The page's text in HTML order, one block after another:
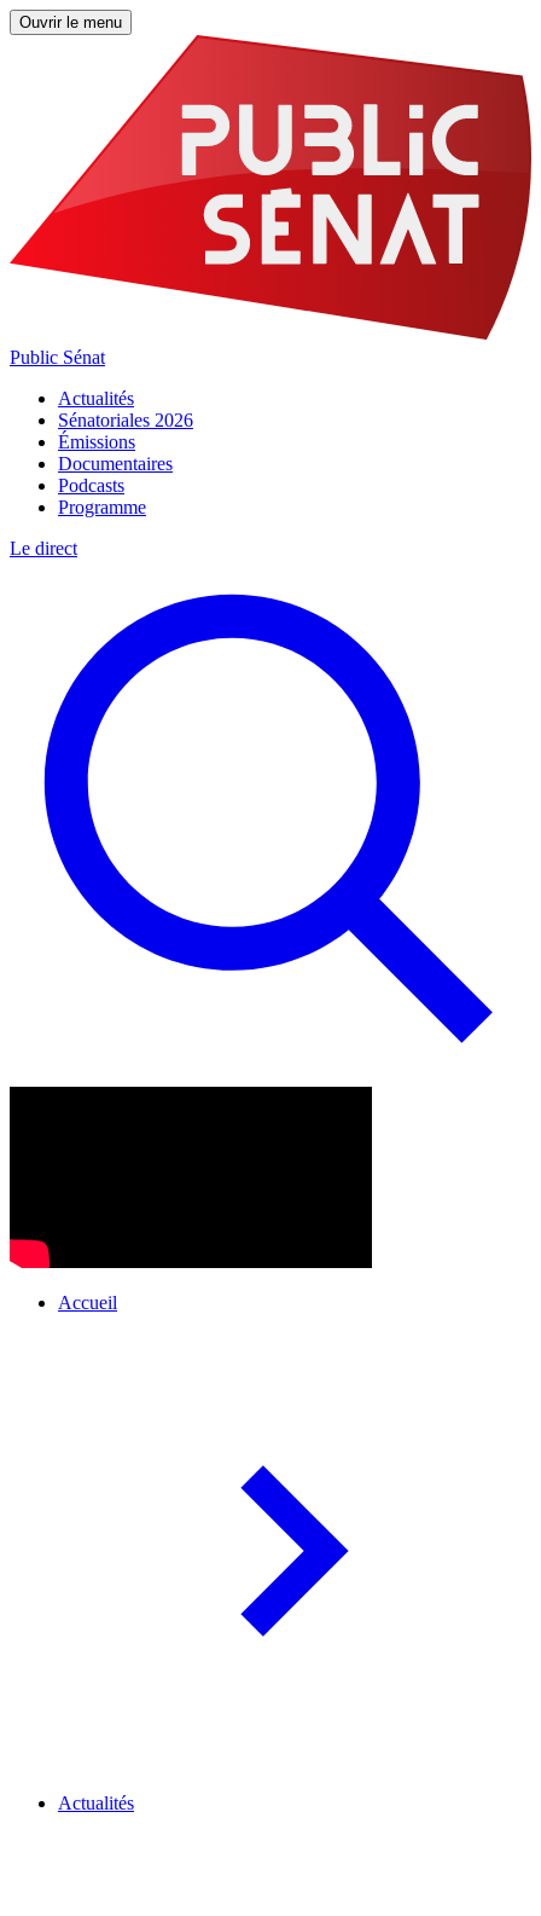
Ouvrir le menu
Public Sénat
Actualités
Sénatoriales 2026
Émissions
Documentaires
Podcasts
Programme
Le direct
Accueil
Actualités